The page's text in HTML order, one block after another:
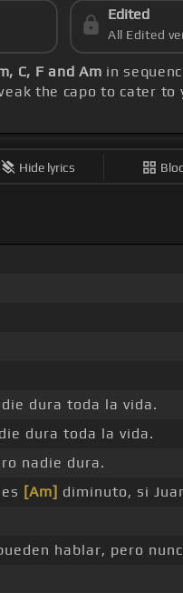
Edited
All Edited
C, F and Am in
the capo to cater to
Hide lyrics
dura toda la vida.
dura toda la vida.
nadie dura.
[Am] diminuto, si
hablar, pero